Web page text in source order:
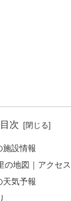
目次
施設情報
の地図｜アクセス
天気予報